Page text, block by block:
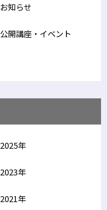
お知らせ
公開講座・イベント
2025年
2023年
2021年